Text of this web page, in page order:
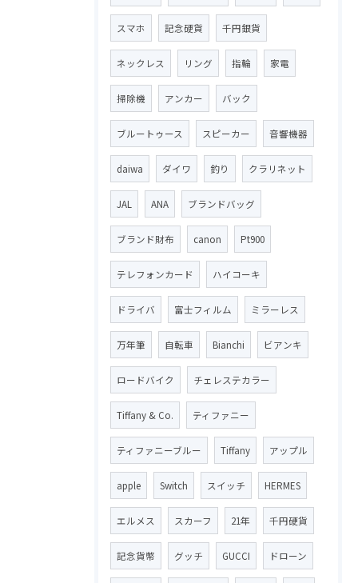
スマホ 記念硬貨 千円銀貨
ネックレス リング 指輪 家電
掃除機 アンカー バック
ブルートゥース スピーカー 音響機器
daiwa ダイワ 釣り クラリネット
JAL ANA ブランドバッグ
ブランド財布 canon Pt900
テレフォンカード ハイコーキ
ドライバ 富士フィルム ミラーレス
万年筆 自転車 Bianchi ビアンキ
ロードバイク チェレステカラー
Tiffany & Co. ティファニー
ティファニーブルー Tiffany アップル
apple Switch スイッチ HERMES
エルメス スカーフ 21年 千円硬貨
記念貨幣 グッチ GUCCI ドローン